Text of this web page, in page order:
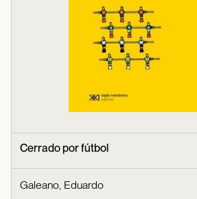
Cerrado por fútbol
Galeano, Eduardo